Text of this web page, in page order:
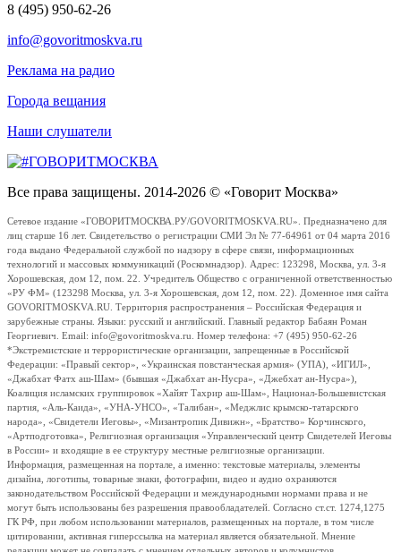
8 (495) 950-62-26
info@govoritmoskva.ru
Реклама на радио
Города вещания
Наши слушатели
Все права защищены. 2014-2026 © «Говорит Москва»
Сетевое издание «ГОВОРИТМОСКВА.РУ/GOVORITMOSKVA.RU». Предназначено для
лиц старше 16 лет. Свидетельство о регистрации СМИ Эл № 77-64961 от 04 марта 2016
года выдано Федеральной службой по надзору в сфере связи, информационных
технологий и массовых коммуникаций (Роскомнадзор). Адрес: 123298, Москва, ул. 3-я
Хорошевская, дом 12, пом. 22. Учредитель Общество с ограниченной ответственностью
«РУ ФМ» (123298 Москва, ул. 3-я Хорошевская, дом 12, пом. 22). Доменное имя сайта
GOVORITMOSKVA.RU. Территория распространения – Российская Федерация и
зарубежные страны. Языки: русский и английский. Главный редактор Бабаян Роман
Георгиевич. Email: info@govoritmoskva.ru. Номер телефона: +7 (495) 950-62-26
*Экстремистские и террористические организации, запрещенные в Российской
Федерации: «Правый сектор», «Украинская повстанческая армия» (УПА), «ИГИЛ»,
«Джабхат Фатх аш-Шам» (бывшая «Джабхат ан-Нусра», «Джебхат ан-Нусра»),
Коалиция исламских группировок «Хайят Тахрир аш-Шам», Национал-Большевистская
партия, «Аль-Каида», «УНА-УНСО», «Талибан», «Меджлис крымско-татарского
народа», «Свидетели Иеговы», «Мизантропик Дивижн», «Братство» Корчинского,
«Артподготовка», Религиозная организация «Управленческий центр Свидетелей Иеговы
в России» и входящие в ее структуру местные религиозные организации.
Информация, размещенная на портале, а именно: текстовые материалы, элементы
дизайна, логотипы, товарные знаки, фотографии, видео и аудио охраняются
законодательством Российской Федерации и международными нормами права и не
могут быть использованы без разрешения правообладателей. Согласно ст.ст. 1274,1275
ГК РФ, при любом использовании материалов, размещенных на портале, в том числе
цитировании, активная гиперссылка на материал является обязательной. Мнение